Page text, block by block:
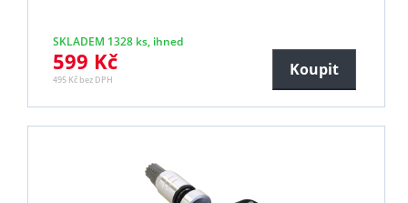
SKLADEM 1328 ks, ihned
599 Kč
495 Kč bez DPH
Koupit